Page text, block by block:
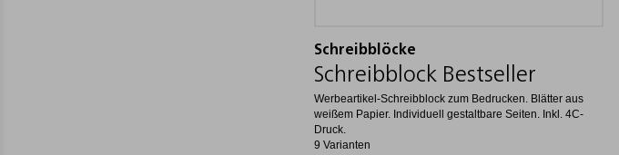
Schreibblöcke
Schreibblock Bestseller
Werbeartikel-Schreibblock zum Bedrucken. Blätter aus
weißem Papier. Individuell gestaltbare Seiten. Inkl. 4C-
Druck.
9 Varianten